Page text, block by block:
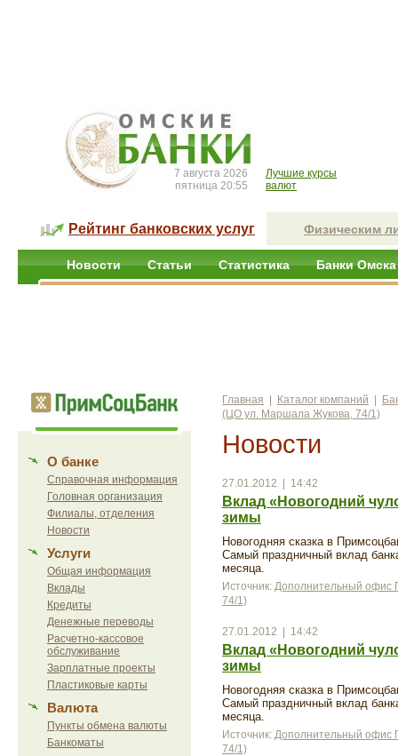
7 августа 2026
пятница 20:55
Лучшие курсы
валют
Рейтинг банковских услуг Физическим
Новости Статьи Статистика Банки Омска
О банке
Справочная информация
Головная организация
Филиалы, отделения
Новости
Услуги
Общая информация
Вклады
Кредиты
Денежные переводы
Расчетно-кассовое
обслуживание
Зарплатные проекты
Пластиковые карты
Валюта
Пункты обмена валюты
Банкоматы
Главная Каталог компаний
(ЦО ул. Маршала Жукова, 74/1)
Новости
27.01.2012 | 14:42
Вклад «Новогодний
зимы
Новогодняя сказка в
Самый праздничный вклад
месяца.
Источник: Дополнительный офис
74/1)
27.01.2012 | 14:42
Вклад «Новогодний
зимы
Новогодняя сказка в
Самый праздничный вклад
месяца.
Источник: Дополнительный офис
74/1)